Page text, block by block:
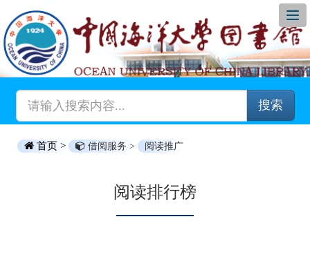
搜索
首页 > 借阅服务 > 阅读推广
阅读排行榜